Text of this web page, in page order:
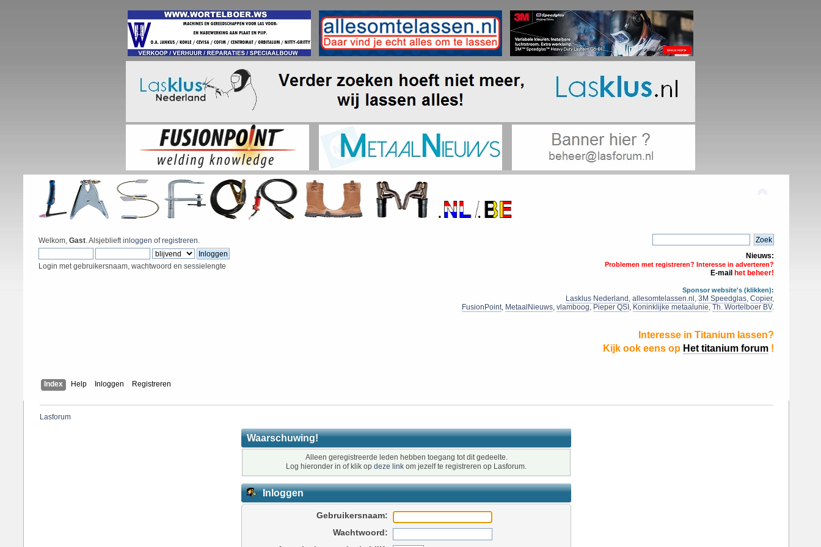
Welkom, Gast. Alsjeblieftinloggen ofregistreren.
Login met gebruikersnaam, wachtwoord en sessielengte
Nieuws:
Problemen met registreren? Interesse in adverteren?
E-mail het beheer!
Sponsor website's (klikken):
Lasklus Nederland , allesomtelassen.nl , 3M Speedglas, Copier,
FusionPoint, MetaalNieuws, vlamboog, Pieper QSI , Koninklijke metaalunie, Th. Wortelboer BV.
Interesse in Titanium lassen?
Kijk ook eens op Het titanium forum !
Index Help Inloggen Registreren
Lasforum
Waarschuwing!
Alleen geregistreerde leden hebben toegang tot dit gedeelte.
Log hieronder in of klik op deze link om jezelf te registreren op Lasforum.
Inloggen
Gebruikersnaam:
Wachtwoord: